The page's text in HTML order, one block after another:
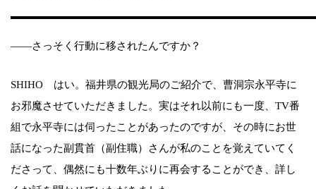
——さっそく行動に移されたんですか？
SHIHO はい。福井県の観光局のご紹介で、曹洞宗永平寺に
お邪魔させていただきました。実はそれ以前にも一度、TV番
組で永平寺には伺ったことがあったのですが、その時にお世
話になった副貫首（副住職）さんが私のことを覚えていてく
ださって、偶然にも十数年ぶりに再会することができ、詳し